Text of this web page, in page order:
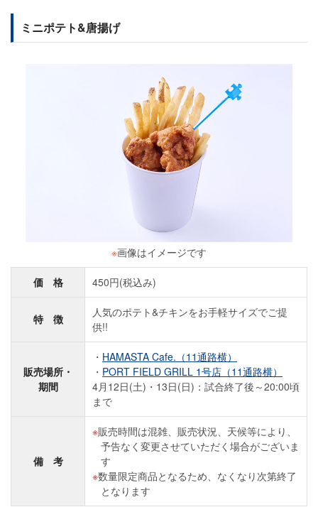
ミニポテト&唐揚げ
※画像はイメージです
価 格 450円(税込み)
特 徴
人気のポテト&チキンをお手軽サイズでご提
供!!
販売場所・
期間
HAMASTA Cafe.（11通路横）
PORT FIELD GRILL 1号店（11通路横）
4月12日(土)・13日(日)：試合終了後～20:00頃
まで
備 考
販売時間は混雑、販売状況、天候等により、
予告なく変更させていただく場合がございま
す
数量限定商品となるため、なくなり次第終了
となります